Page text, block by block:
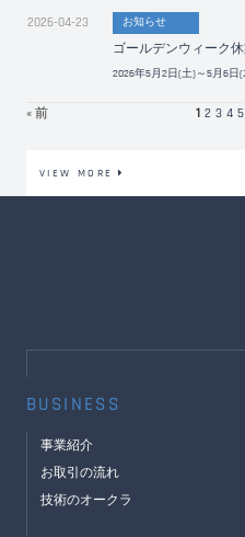
2026-04-23 お知らせ
ゴールデンウィーク
2026年5月2日(土)～5月6日(
« 前 1 2 3 4 5
VIEW MORE
BUSINESS
事業紹介
お取引の流れ
技術のオークラ